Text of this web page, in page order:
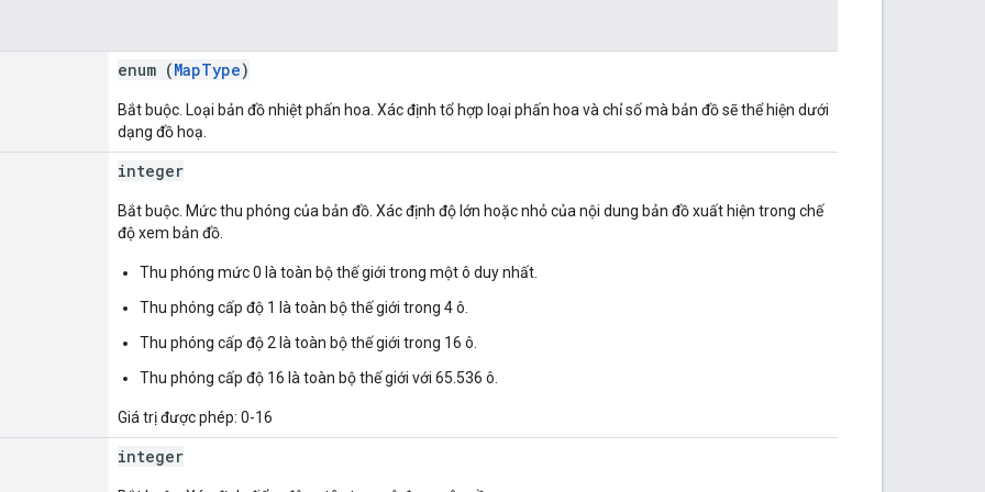
enum (MapType)
Bắt buộc. Loại bản đồ nhiệt phấn hoa. Xác định tổ hợp loại phấn hoa và chỉ số mà bản đồ sẽ thể hiện dưới
dạng đồ hoạ.
integer
Bắt buộc. Mức thu phóng của bản đồ. Xác định độ lớn hoặc nhỏ của nội dung bản đồ xuất hiện trong chế
độ xem bản đồ.
Thu phóng mức 0 là toàn bộ thế giới trong một ô duy nhất.
Thu phóng cấp độ 1 là toàn bộ thế giới trong 4 ô.
Thu phóng cấp độ 2 là toàn bộ thế giới trong 16 ô.
Thu phóng cấp độ 16 là toàn bộ thế giới với 65.536 ô.
Giá trị được phép: 0-16
integer